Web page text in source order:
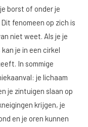
borst of onder je
fenomeen op zich is
niet weet. Als je je
je in een cirkel
In sommige
je lichaam
je zintuigen slaan op
krijgen, je
en je oren kunnen